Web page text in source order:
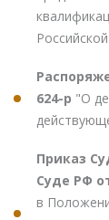
624-р "О
Приказ
Суде РФ
в